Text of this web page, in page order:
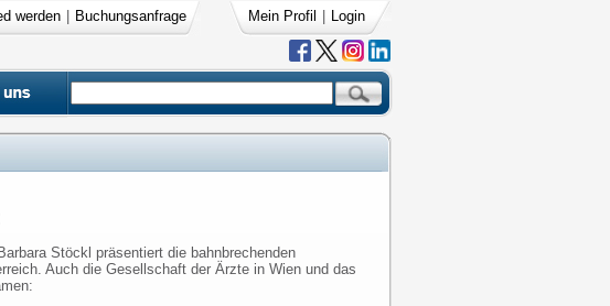
werden Buchungsanfrage Mein Profil Login
Stöckl präsentiert die bahnbrechenden
Auch die Gesellschaft der Ärzte in Wien und das